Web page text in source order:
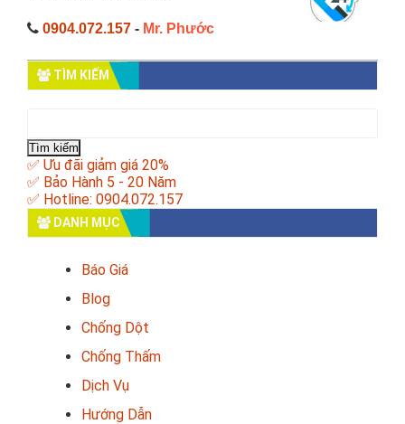
0904.072.157 - Mr. Phước
TÌM KIẾM
cho:
✅ Ưu đãi giảm giá 20%
✅ Bảo Hành 5 - 20 Năm
✅ Hotline: 0904.072.157
DANH MỤC
Báo Giá
Blog
Chống Dột
Chống Thấm
Dịch Vụ
Hướng Dẫn